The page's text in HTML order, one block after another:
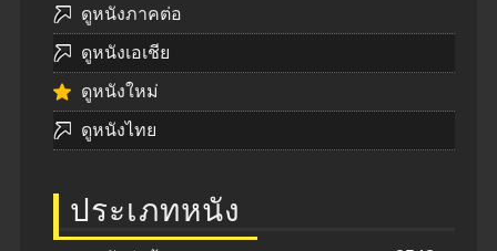
ดูหนังภาคต่อ
ดูหนังเอเชีย
ดูหนังใหม่
ดูหนังไทย
ประเภทหนัง